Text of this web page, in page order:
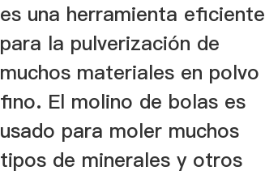
es una herramienta eficiente
para la pulverización de
muchos materiales en polvo
fino. El molino de bolas es
usado para moler muchos
tipos de minerales y otros